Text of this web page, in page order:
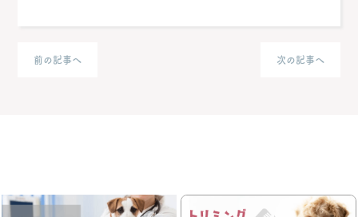
前の記事へ 次の記事へ